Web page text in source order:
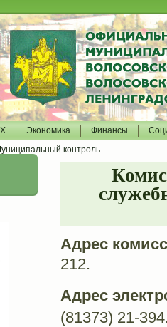
Экономика Финансы
контроль
Адрес
212.
Адрес
(81373) 21-